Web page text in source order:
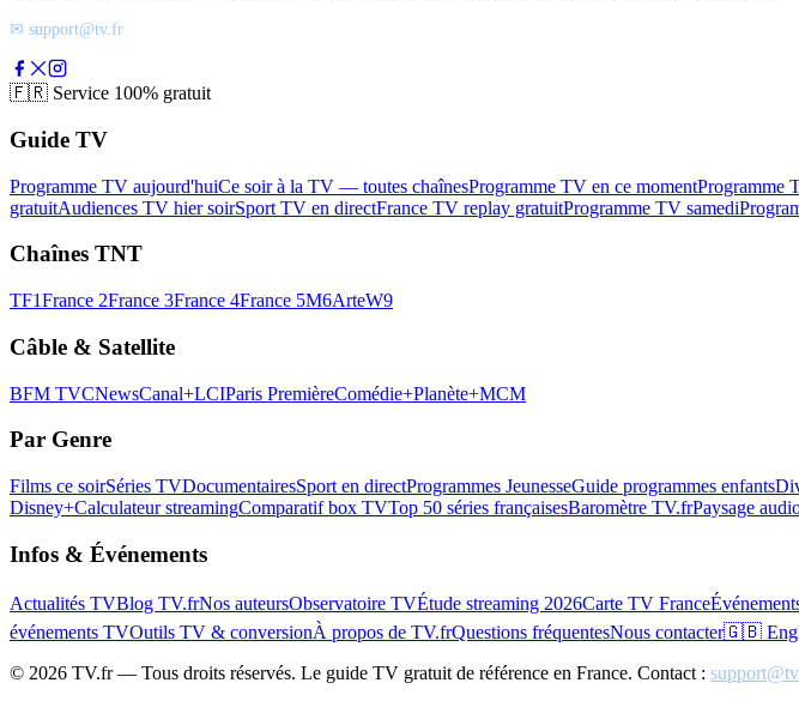
✉ support@tv.fr
🇫🇷 Service 100% gratuit
Guide TV
Programme TV aujourd'huiCe soir à la TV — toutes chaînesProgramme TV en ce momentProgramme
gratuitAudiences TV hier soirSport TV en directFrance TV replay gratuitProgramme TV samedi
Chaînes TNT
TF1France 2France 3France 4France 5M6ArteW9
Câble & Satellite
BFM TVCNewsCanal+LCIParis PremièreComédie+Planète+MCM
Par Genre
Films ce soirSéries TVDocumentairesSport en directProgrammes JeunesseGuide programmes enfants
Disney+Calculateur streamingComparatif box TVTop 50 séries françaisesBaromètre TV.frPaysage
Infos & Événements
Actualités TVBlog TV.frNos auteursObservatoire TVÉtude streaming 2026Carte TV France
événements TVOutils TV & conversionÀ propos de TV.frQuestions fréquentesNous contacter🇬🇧
© 2026 TV.fr — Tous droits réservés. Le guide TV gratuit de référence en France. Contact :